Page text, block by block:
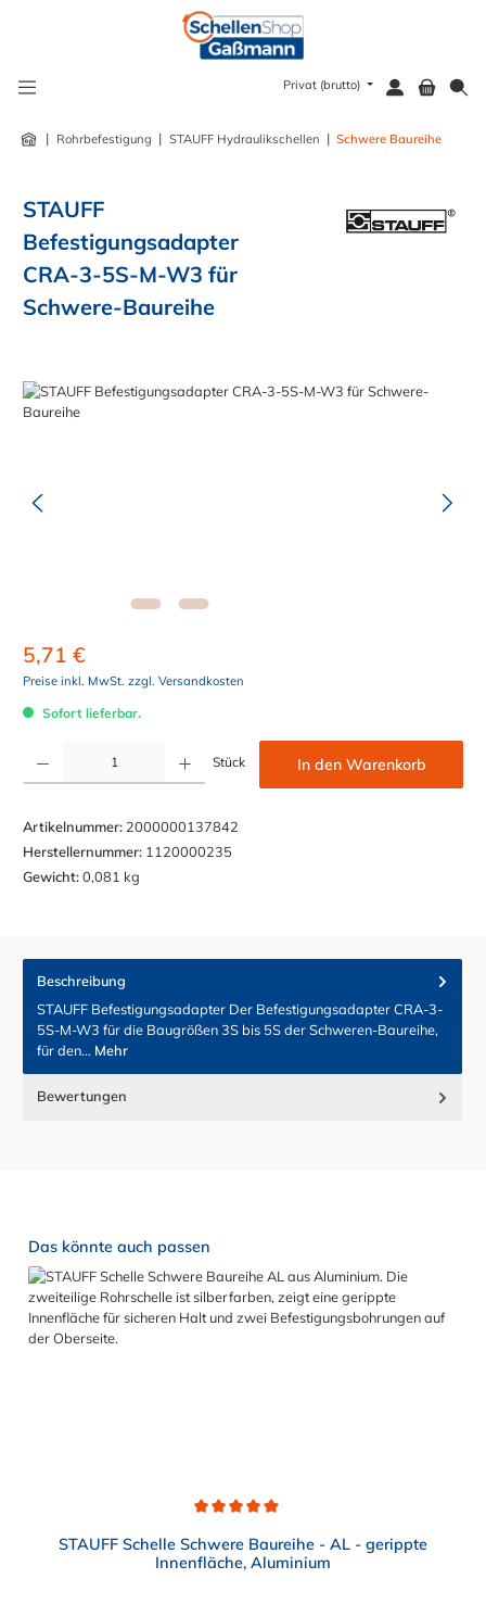
Privat (brutto)
| Rohrbefestigung | STAUFF Hydraulikschellen | Schwere Baureihe
STAUFF
Befestigungsadapter
CRA-3-5S-M-W3 für
Schwere-Baureihe
Bildergalerie überspringen
5,71 €
Preise inkl. MwSt. zzgl. Versandkosten
Sofort lieferbar.
Stück In den Warenkorb
Artikelnummer: 2000000137842
Herstellernummer: 1120000235
Gewicht:0,081 kg
Beschreibung
STAUFF Befestigungsadapter Der Befestigungsadapter CRA-3-
5S-M-W3 für die Baugrößen 3S bis 5S der Schweren-Baureihe,
für den… Mehr
Bewertungen
Produktgalerie überspringen
Das könnte auch passen
STAUFF Schelle Schwere Baureihe - AL - gerippte
Innenfläche, Aluminium